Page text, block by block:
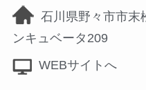
石川県野々市市末
ンキュベータ209
WEBサイトへ